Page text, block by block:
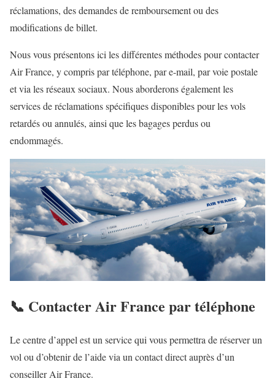
réclamations, des demandes de remboursement ou des
modifications de billet.
Nous vous présentons ici les différentes méthodes pour contacter
Air France, y compris par téléphone, par e-mail, par voie postale
et via les réseaux sociaux. Nous aborderons également les
services de réclamations spécifiques disponibles pour les vols
retardés ou annulés, ainsi que les bagages perdus ou
endommagés.
📞 Contacter Air France par téléphone
Le centre d’appel est un service qui vous permettra de réserver un
vol ou d’obtenir de l’aide via un contact direct auprès d’un
conseiller Air France.